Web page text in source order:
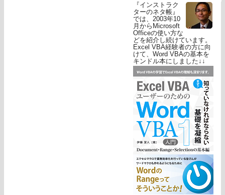
『インストラク
ターのネタ帳』
では、2003年10
月からMicrosoft
Officeの使い方な
どを紹介し続けています。
Excel VBA経験者の方に向
けて、Word VBAの基本を
キンドル本にしました↓↓